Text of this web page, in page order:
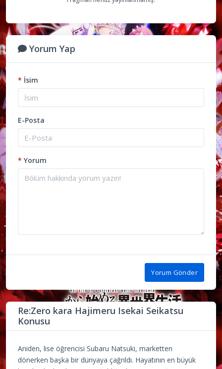
Yorum Yap
* İsim
E-Posta
* Yorum
Yorum Gönder
Re:Zero kara Hajimeru Isekai Seikatsu
Konusu
Aniden, lise öğrencisi Subaru Natsuki, marketten
dönerken başka bir dünyaya çağrıldı. Hayatının en büyük